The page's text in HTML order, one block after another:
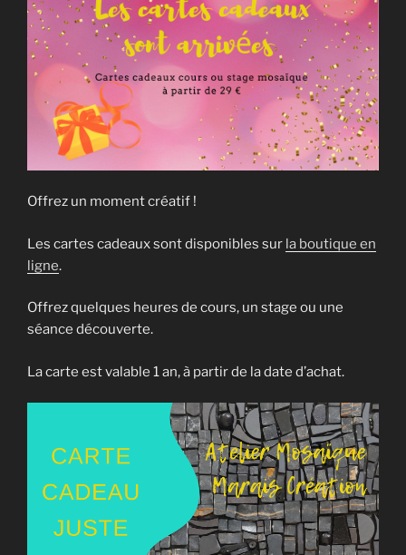
Offrez un moment créatif !
Les cartes cadeaux sont disponibles sur la boutique en
ligne.
Offrez quelques heures de cours, un stage ou une
séance découverte.
La carte est valable 1 an, à partir de la date d’achat.